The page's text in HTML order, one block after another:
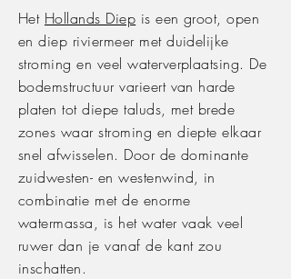
Het Hollands Diep is een groot, open
en diep riviermeer met duidelijke
stroming en veel waterverplaatsing. De
bodemstructuur varieert van harde
platen tot diepe taluds, met brede
zones waar stroming en diepte elkaar
snel afwisselen. Door de dominante
zuidwesten- en westenwind, in
combinatie met de enorme
watermassa, is het water vaak veel
ruwer dan je vanaf de kant zou
inschatten.